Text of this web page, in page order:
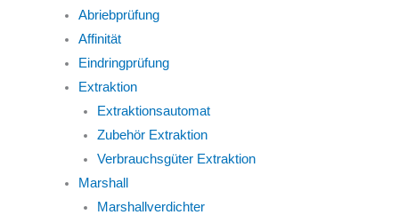
Abriebprüfung
Affinität
Eindringprüfung
Extraktion
Extraktionsautomat
Zubehör Extraktion
Verbrauchsgüter Extraktion
Marshall
Marshallverdichter